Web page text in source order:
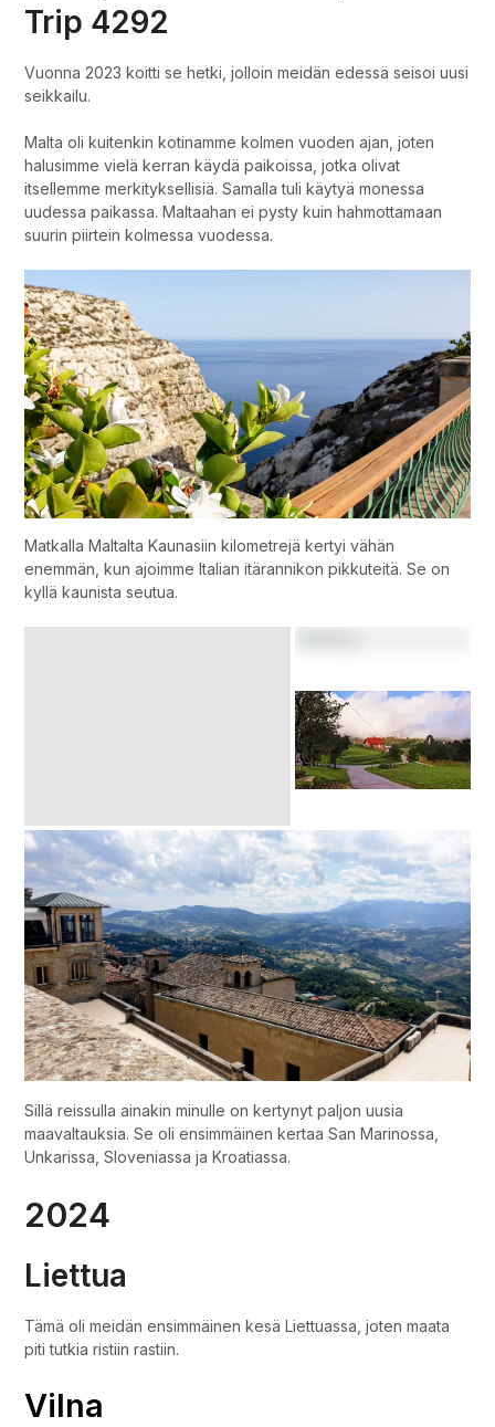
Trip 4292
Vuonna 2023 koitti se hetki, jolloin meidän edessä seisoi uusi
seikkailu.
Malta oli kuitenkin kotinamme kolmen vuoden ajan, joten
halusimme vielä kerran käydä paikoissa, jotka olivat
itsellemme merkityksellisiä. Samalla tuli käytyä monessa
uudessa paikassa. Maltaahan ei pysty kuin hahmottamaan
suurin piirtein kolmessa vuodessa.
Matkalla Maltalta Kaunasiin kilometrejä kertyi vähän
enemmän, kun ajoimme Italian itärannikon pikkuteitä. Se on
kyllä kaunista seutua.
Sillä reissulla ainakin minulle on kertynyt paljon uusia
maavaltauksia. Se oli ensimmäinen kertaa San Marinossa,
Unkarissa, Sloveniassa ja Kroatiassa.
2024
Liettua
Tämä oli meidän ensimmäinen kesä Liettuassa, joten maata
piti tutkia ristiin rastiin.
Vilna